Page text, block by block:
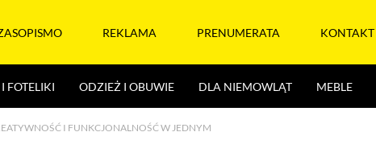
REKLAMA PRENUMERATA KONTAKT
FOTELIKI ODZIEŻ I OBUWIE DLA NIEMOWLĄT MEBLE
I FUNKCJONALNOŚĆ W JEDNYM